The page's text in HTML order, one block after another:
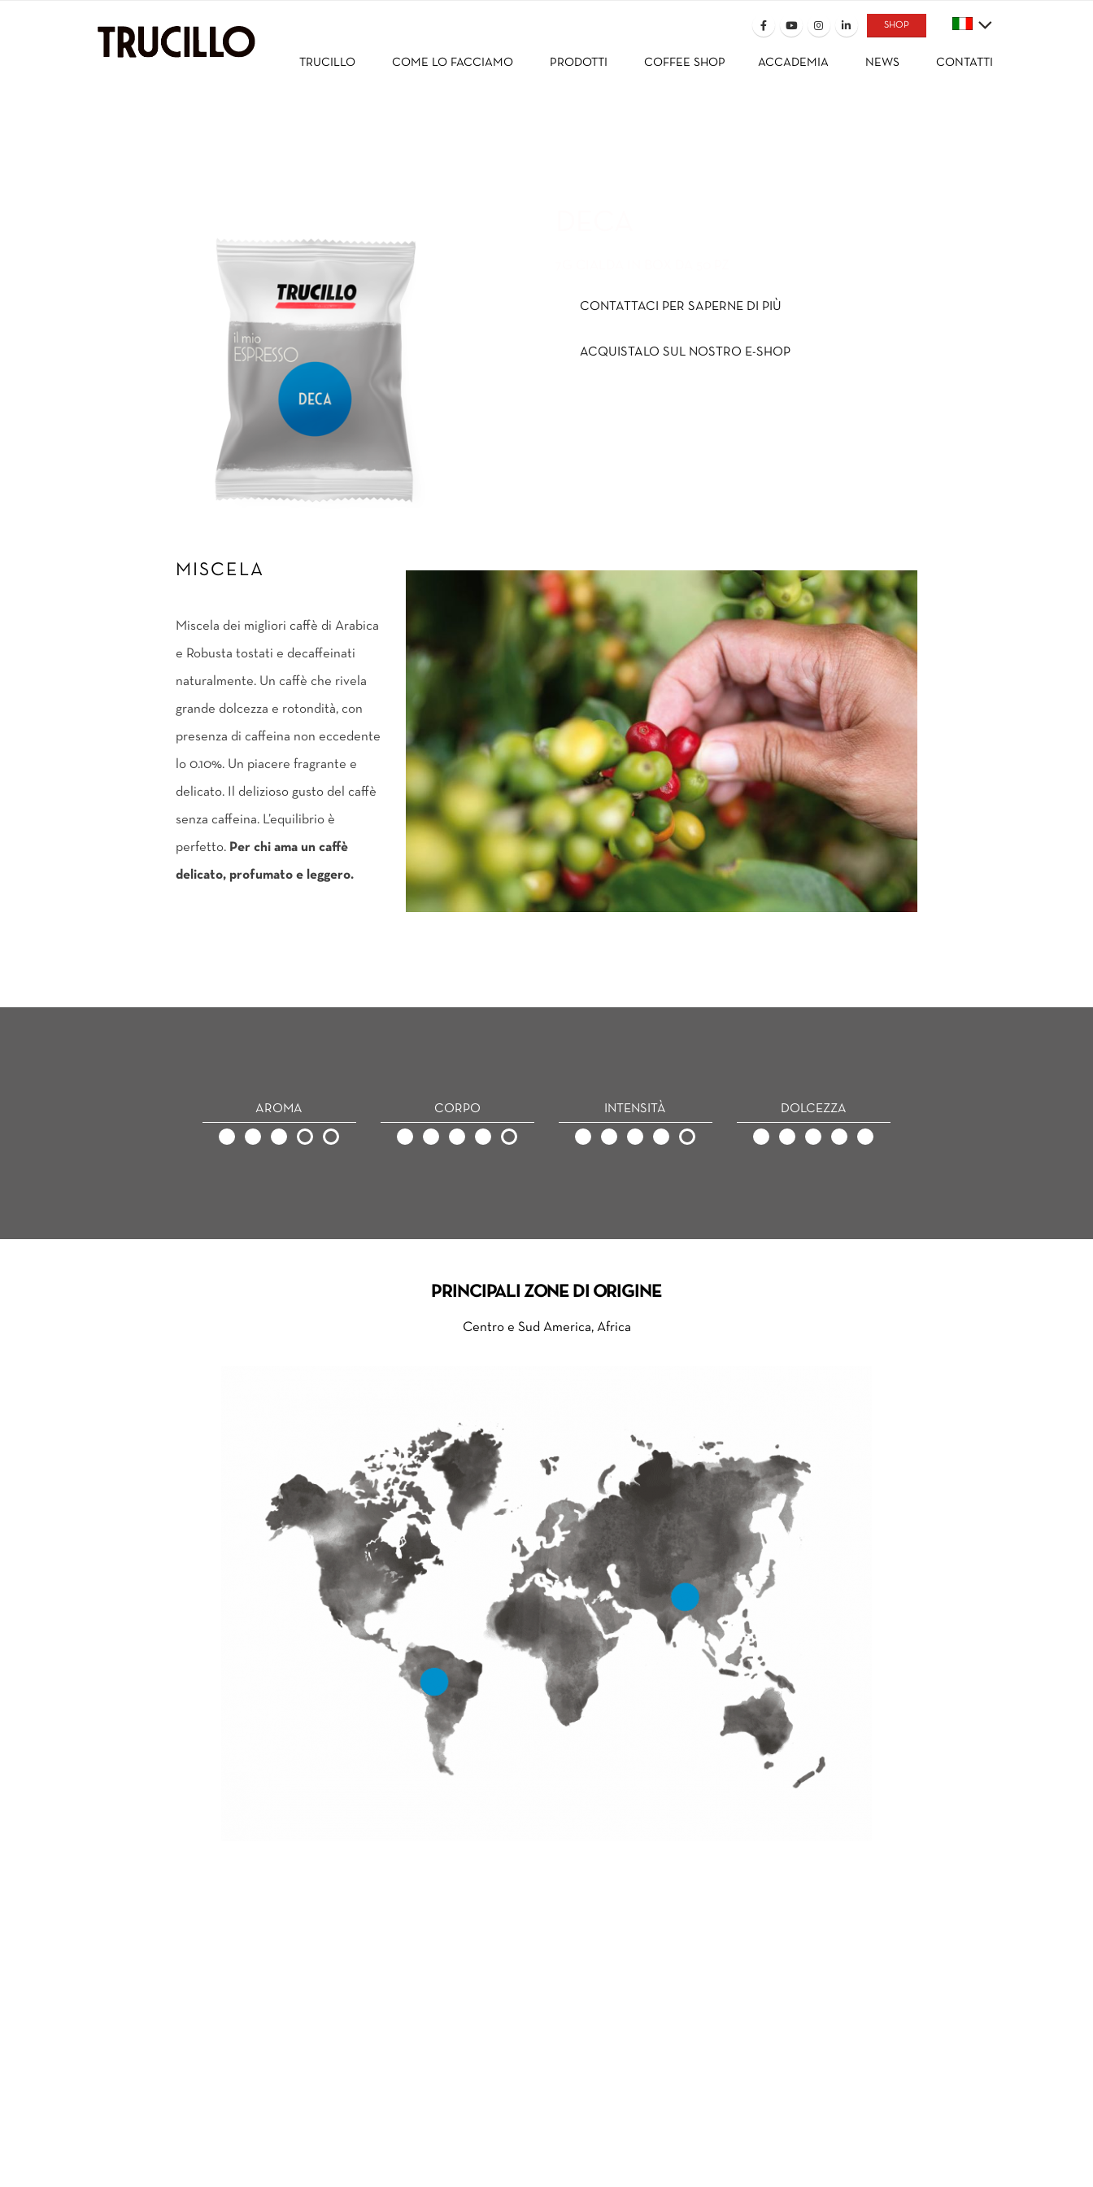
TRUCILLO COME LO FACCIAMO PRODOTTI COFFEE SHOP ACCADEMIA NEWS CONTATTI
SHOP
CONTATTACI PER SAPERNE DI PIÙ
ACQUISTALO SUL NOSTRO E-SHOP
MISCELA
Miscela dei migliori caffè di Arabica
e Robusta tostati e decaffeinati
naturalmente. Un caffè che rivela
grande dolcezza e rotondità, con
presenza di caffeina non eccedente
lo 0.10%. Un piacere fragrante e
delicato. Il delizioso gusto del caffè
senza caffeina. L’equilibrio è
perfetto. Per chi ama un caffè
delicato, profumato e leggero.
AROMA CORPO INTENSITÀ DOLCEZZA
PRINCIPALI ZONE DI ORIGINE
Centro e Sud America, Africa